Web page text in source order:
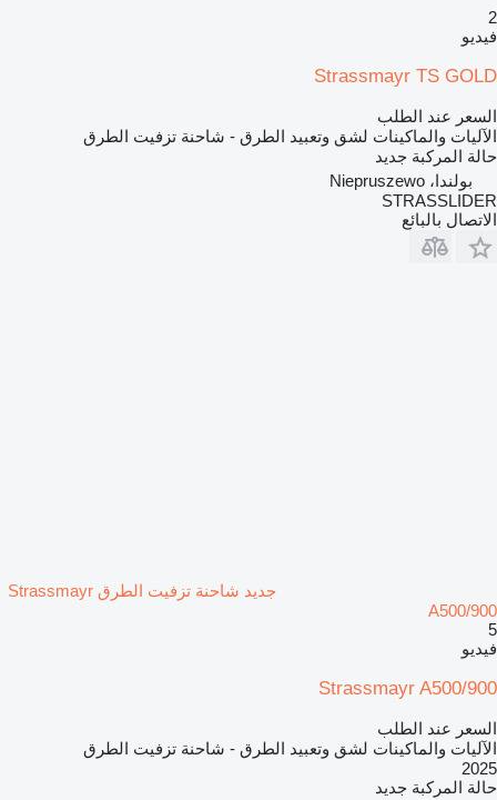
2
فيديو
Strassmayr TS GOLD
السعر عند الطلب
الآليات والماكينات لشق وتعبيد الطرق - شاحنة تزفيت الطرق
حالة المركبة جديد
بولندا، Niepruszewo
STRASSLIDER
الاتصال بالبائع
جديد شاحنة تزفيت الطرق Strassmayr
A500/900
5
فيديو
Strassmayr A500/900
السعر عند الطلب
الآليات والماكينات لشق وتعبيد الطرق - شاحنة تزفيت الطرق
2025
حالة المركبة جديد